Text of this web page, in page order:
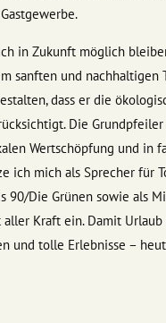
in Zukunft möglich
sanften und nachhaltigen
dass er die
Die
Wertschöpfung und in
ich mich als Sprecher für
90/Die Grünen sowie als
Kraft ein. Damit Urlaub
und tolle Erlebnisse –